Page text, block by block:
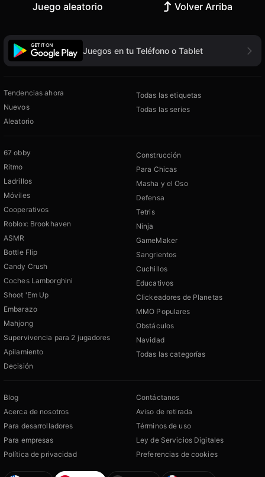
Juego aleatorio Volver Arriba
Juegos en tu Teléfono o Tablet
Tendencias ahora
Nuevos
Aleatorio
Todas las etiquetas
Todas las series
67 obby
Ritmo
Ladrillos
Móviles
Cooperativos
Roblox: Brookhaven
ASMR
Bottle Flip
Candy Crush
Coches Lamborghini
Shoot 'Em Up
Embarazo
Mahjong
Supervivencia para 2 jugadores
Apilamiento
Decisión
Construcción
Para Chicas
Masha y el Oso
Defensa
Tetris
Ninja
GameMaker
Sangrientos
Cuchillos
Educativos
Clickeadores de Planetas
MMO Populares
Obstáculos
Navidad
Todas las categorías
Blog
Acerca de nosotros
Para desarrolladores
Para empresas
Política de privacidad
Contáctanos
Aviso de retirada
Términos de uso
Ley de Servicios Digitales
Preferencias de cookies